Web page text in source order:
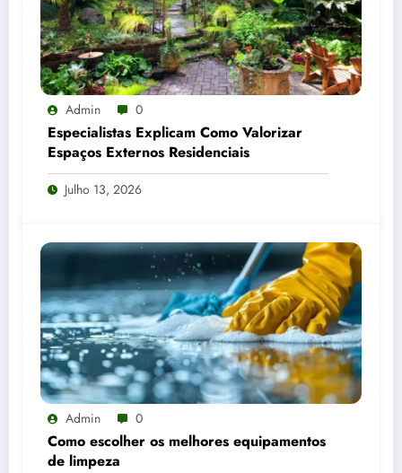
Admin 0
Especialistas Explicam Como Valorizar
Espaços Externos Residenciais
Julho 13, 2026
Admin 0
Como escolher os melhores equipamentos
de limpeza